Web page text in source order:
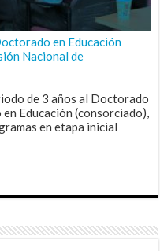
en Educación
Nacional de
de 3 años al Doctorado
Educación (consorciado),
en etapa inicial